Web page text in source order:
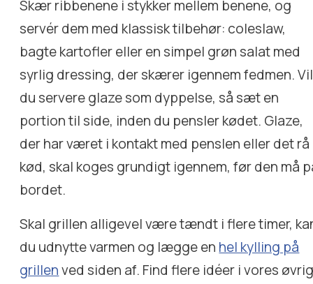
Skær ribbenene i stykker mellem benene, og
servér dem med klassisk tilbehør: coleslaw,
bagte kartofler eller en simpel grøn salat med
syrlig dressing, der skærer igennem fedmen. Vil
du servere glaze som dyppelse, så sæt en
portion til side, inden du pensler kødet. Glaze,
der har været i kontakt med penslen eller det rå
kød, skal koges grundigt igennem, før den må
bordet.
Skal grillen alligevel være tændt i flere timer,
du udnytte varmen og lægge en hel kylling på
grillenved siden af. Find flere idéer i vores